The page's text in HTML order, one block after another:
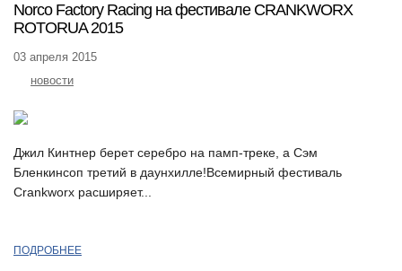
Norco Factory Racing на фестивале CRANKWORX
ROTORUA 2015
03 апреля 2015
новости
Джил Кинтнер берет серебро на памп-треке, а Сэм
Бленкинсоп третий в даунхилле!Всемирный фестиваль
Crankworx расширяет...
ПОДРОБНЕЕ